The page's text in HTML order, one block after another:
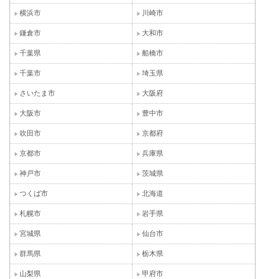
横浜市 川崎市
鎌倉市 大和市
千葉県 船橋市
千葉市 埼玉県
さいたま市 大阪府
大阪市 豊中市
吹田市 京都府
京都市 兵庫県
神戸市 茨城県
つくば市 北海道
札幌市 岩手県
宮城県 仙台市
群馬県 栃木県
山梨県 甲府市